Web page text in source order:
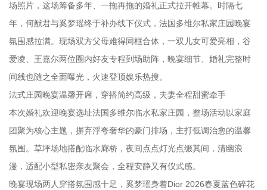
场照片，这场筹备多年、一拖再拖的婚礼正式拉开帷幕。时隔七
年，何猷君与奚梦瑶终于补办线下仪式，法国多维尔私家庄园晚宴
氛围感拉满。现场双方父母难得同框合体，一双儿女可爱亮相，谷
爱凌、王嘉尔两位圈内好友专程到场助阵，晚宴细节、婚礼完整时
间线也随之全面曝光，火速登顶娱乐热搜。
法式庄园晚宴温馨开席，穿搭简约高级，夫妻全程甜蜜牵手
本次婚礼欢迎晚宴选址法国多维尔临水私家庄园，整场活动以家庭
团聚为核心主题，摒弃浮夸奢华的豪门排场，主打低调治愈的温馨
氛围。草坪场地搭配临水廊桥，夜间点点灯光点缀其间，清幽浪
漫，适配小型私密亲友聚会，全程安静又有仪式感。
晚宴现场两人穿搭氛围感十足，奚梦瑶身着Dior 2026春夏蓝色碎花